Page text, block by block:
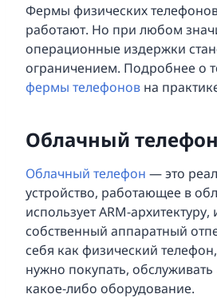
Фермы физических
работают. Но при любом
операционные издержки
ограничением. Подробнее о
фермы телефонов на
Облачный телефон
Облачный телефон — это
устройство, работающее в
использует ARM-архитектуру,
собственный аппаратный
себя как физический
нужно покупать,
какое-либо оборудование.